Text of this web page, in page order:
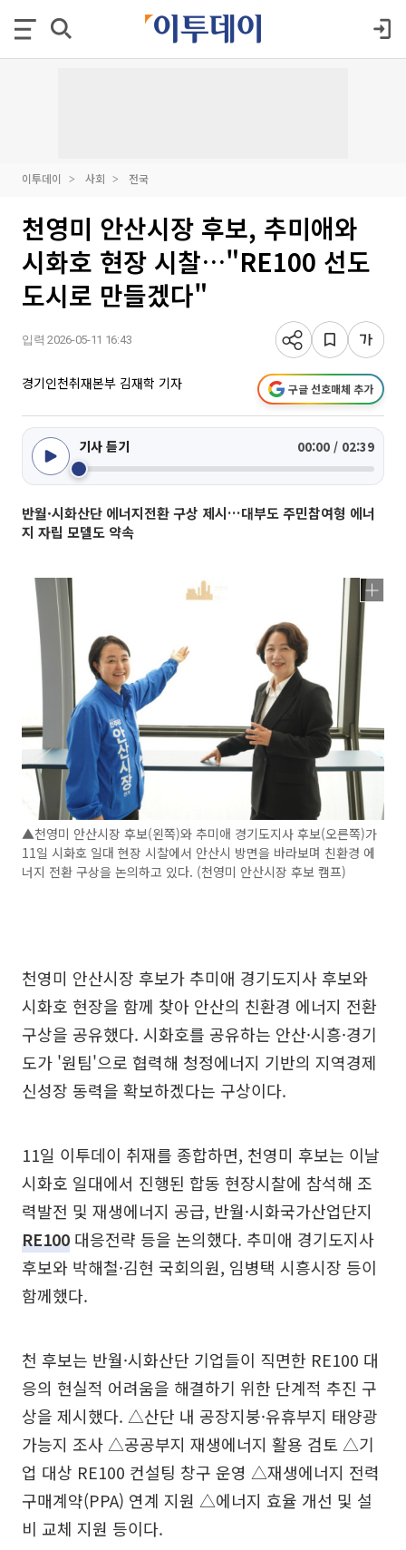
이투데이 사회 전국
천영미 안산시장 후보, 추미애와
시화호 현장 시찰…"RE100 선도
도시로 만들겠다"
입력 2026-05-11 16:43
경기인천취재본부 김재학 기자 구글 선호매체 추가
기사 듣기 00:00 / 02:39
반월·시화산단 에너지전환 구상 제시…대부도 주민참여형 에너
지 자립 모델도 약속
▲천영미 안산시장 후보(왼쪽)와 추미애 경기도지사 후보(오른쪽)가
11일 시화호 일대 현장 시찰에서 안산시 방면을 바라보며 친환경 에
너지 전환 구상을 논의하고 있다. (천영미 안산시장 후보 캠프)
천영미 안산시장 후보가 추미애 경기도지사 후보와
시화호 현장을 함께 찾아 안산의 친환경 에너지 전환
구상을 공유했다. 시화호를 공유하는 안산·시흥·경기
도가 '원팀'으로 협력해 청정에너지 기반의 지역경제
신성장 동력을 확보하겠다는 구상이다.
11일 이투데이 취재를 종합하면, 천영미 후보는 이날
시화호 일대에서 진행된 합동 현장시찰에 참석해 조
력발전 및 재생에너지 공급, 반월·시화국가산업단지
RE100 대응전략 등을 논의했다. 추미애 경기도지사
후보와 박해철·김현 국회의원, 임병택 시흥시장 등이
함께했다.
천 후보는 반월·시화산단 기업들이 직면한 RE100 대
응의 현실적 어려움을 해결하기 위한 단계적 추진 구
상을 제시했다. △산단 내 공장지붕·유휴부지 태양광
가능지 조사 △공공부지 재생에너지 활용 검토 △기
업 대상 RE100 컨설팅 창구 운영 △재생에너지 전력
구매계약(PPA) 연계 지원 △에너지 효율 개선 및 설
비 교체 지원 등이다.